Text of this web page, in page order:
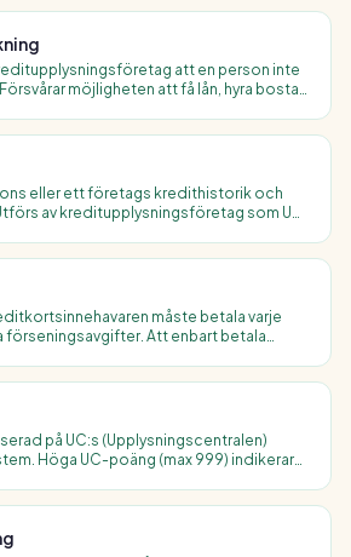
att en person inte
möjligheten att få lån, hyra bostad
eller ett företags kredithistorik och
av kreditupplysningsföretag som UC
måste betala varje
förseningsavgifter. Att enbart betala
på UC:s (Upplysningscentralen)
Höga UC-poäng (max 999) indikerar